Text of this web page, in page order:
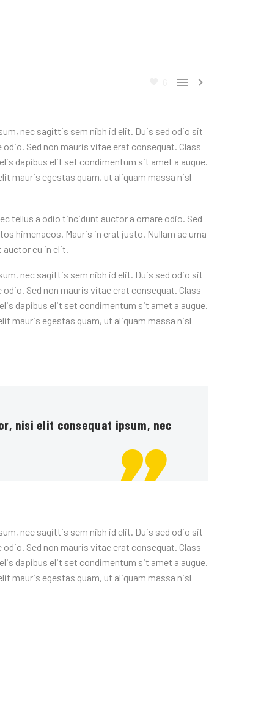
 
nec sagittis sem nibh id elit. Duis sed odio sit
Sed non mauris vitae erat consequat. Class
dapibus elit set condimentum sit amet a augue.
mauris egestas quam, ut aliquam massa nisl
tellus a odio tincidunt auctor a ornare odio. Sed
himenaeos. Mauris in erat justo. Nullam ac urna
eu in elit.
nec sagittis sem nibh id elit. Duis sed odio sit
Sed non mauris vitae erat consequat. Class
dapibus elit set condimentum sit amet a augue.
mauris egestas quam, ut aliquam massa nisl
nisi elit consequat ipsum, nec
nec sagittis sem nibh id elit. Duis sed odio sit
Sed non mauris vitae erat consequat. Class
dapibus elit set condimentum sit amet a augue.
mauris egestas quam, ut aliquam massa nisl